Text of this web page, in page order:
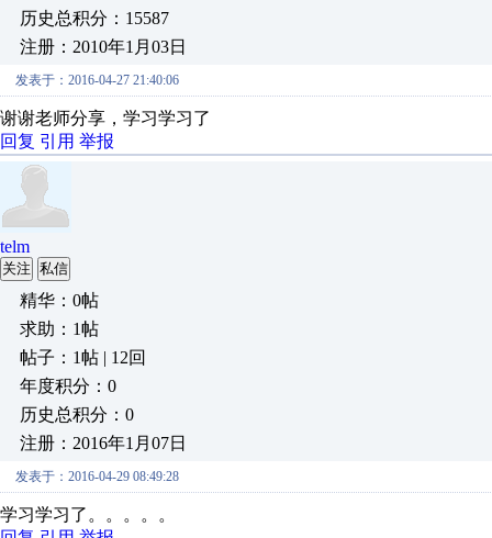
历史总积分：15587
注册：2010年1月03日
发表于：2016-04-27 21:40:06
谢谢老师分享，学习学习了
回复 引用 举报
telm
关注 私信
精华：0帖
求助：1帖
帖子：1帖 | 12回
年度积分：0
历史总积分：0
注册：2016年1月07日
发表于：2016-04-29 08:49:28
学习学习了。。。。。